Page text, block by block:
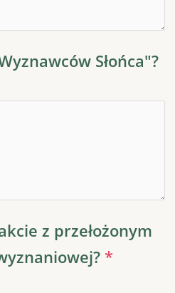
Słońca"?
z przełożonym
*